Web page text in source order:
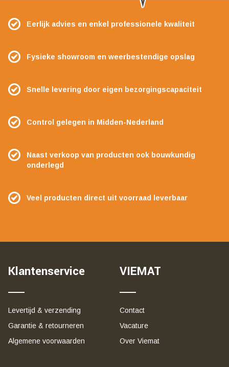
Eerlijk advies en enkel professionele kwaliteit
Fysieke showroom en weerbestendige opslag
Snelle levering door eigen bezorgingscapaciteit
Control gelegen in Midden-Nederland
Naast verkoop van producten ook bouwkundig
onderlegd
Veel producten direct uit voorraad leverbaar
Klantenservice
Levertijd & verzending
Garantie & retourneren
Algemene voorwaarden
VIEMAT
Contact
Vacature
Over Viemat